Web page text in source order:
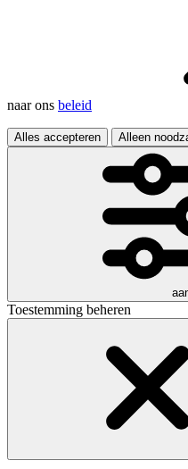
naar ons beleid
Alles accepteren Alleen
Toestemming beheren